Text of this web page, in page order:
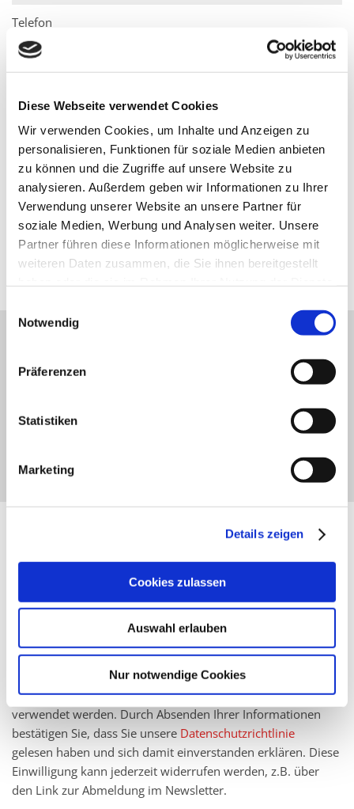
Diese Webseite verwendet Cookies
Wir verwenden Cookies, um Inhalte und Anzeigen zu
personalisieren, Funktionen für soziale Medien anbieten
zu können und die Zugriffe auf unsere Website zu
analysieren. Außerdem geben wir Informationen zu Ihrer
Verwendung unserer Website an unsere Partner für
soziale Medien, Werbung und Analysen weiter. Unsere
Partner führen diese Informationen möglicherweise mit
weiteren Daten zusammen, die Sie ihnen bereitgestellt
Notwendig
Präferenzen
Statistiken
Marketing
Details zeigen
Cookies zulassen
Auswahl erlauben
Nur notwendige Cookies
Telefon
Mobil
...
E-Mail-Adresse *
Mitteilung
Ich erkläre mich damit einverstanden, dass meine
Kommunikationszwecke, via:
E-Mail
Telefon
verwendet werden. Durch Absenden Ihrer Informationen
bestätigen Sie, dass Sie unsere Datenschutzrichtlinie
gelesen haben und sich damit einverstanden erklären. Diese
Einwilligung kann jederzeit widerrufen werden, z.B. über
den Link zur Abmeldung im Newsletter.